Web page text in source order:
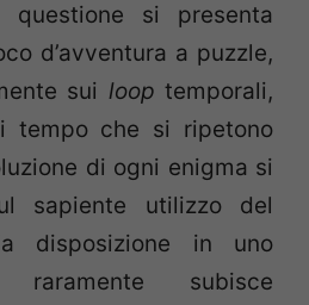
questione si presenta
d’avventura a puzzle,
sui loop temporali,
tempo che si ripetono
di ogni enigma si
sapiente utilizzo del
disposizione in uno
subisce